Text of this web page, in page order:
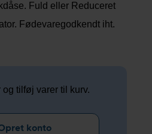
Fuld eller Reduceret
Fødevaregodkendt iht.
tilføj varer til kurv.
konto